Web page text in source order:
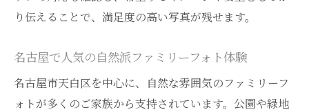
り伝えることで、満足度の高い写真が残せます。
名古屋で人気の自然派ファミリーフォト体験
名古屋市天白区を中心に、自然な雰囲気のファミリーフ
ォトが多くのご家族から支持されています。公園や緑地